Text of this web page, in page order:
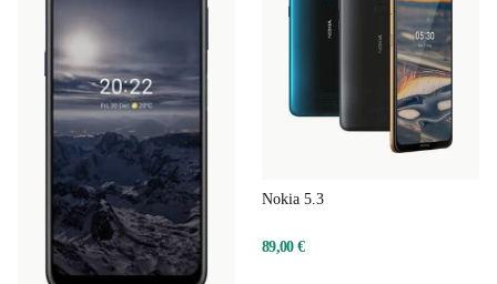
Nokia 5.3
89,00 €